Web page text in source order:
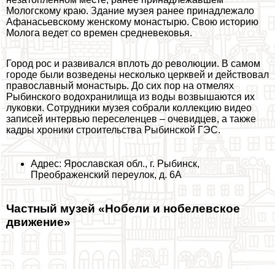
Мологскому краю. Здание музея ранее принадлежало
Афанасьевскому женскому монастырю. Свою историю
Молога ведет со времен средневековья.
Город рос и развивался вплоть до революции. В самом
городе были возведены несколько церквей и действовал
православный монастырь. До сих пор на отмелях
Рыбинского водохранилища из воды возвышаются их
луковки. Сотрудники музея собрали коллекцию видео
записей интервью переселенцев – очевидцев, а также
кадры хроники строительства Рыбинской ГЭС.
Адрес: Ярославская обл., г. Рыбинск,
Преображенский переулок, д. 6А
Частный музей «Нобели и нобелевское
движение»